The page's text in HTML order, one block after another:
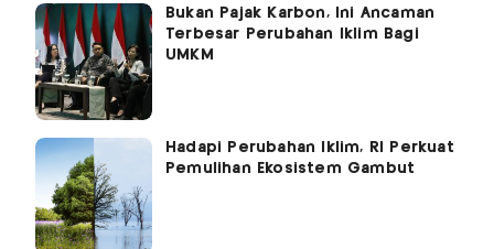
Bukan Pajak Karbon, Ini Ancaman
Terbesar Perubahan Iklim Bagi
UMKM
Hadapi Perubahan Iklim, RI Perkuat
Pemulihan Ekosistem Gambut